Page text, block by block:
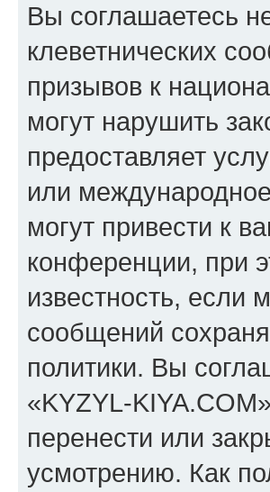
Вы соглашаетесь
клеветнических
призывов к
могут нарушить
предоставляет
или
могут привести к
конференции, при
известность, если
сообщений
политики. Вы
«KYZYL-
перенести или
усмотрению. Как